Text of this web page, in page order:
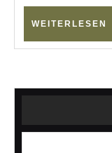
WEITERLESEN